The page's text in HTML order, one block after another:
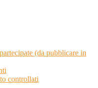
(da pubblicare in
controllati